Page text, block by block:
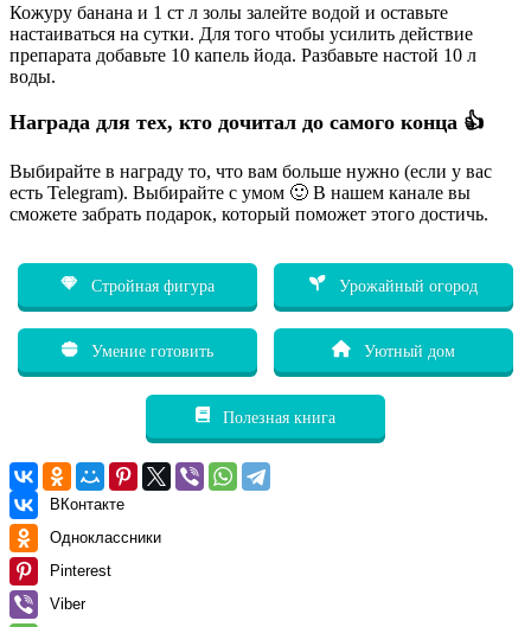
Кожуру банана и 1 ст л золы залейте водой и оставьте
настаиваться на сутки. Для того чтобы усилить действие
препарата добавьте 10 капель йода. Разбавьте настой 10 л
воды.
Награда для тех, кто дочитал до самого конца 👍
Выбирайте в награду то, что вам больше нужно (если у вас
есть Telegram). Выбирайте с умом 🙂 В нашем канале вы
сможете забрать подарок, который поможет этого достичь.
Стройная фигура Урожайный огород
Умение готовить Уютный дом
Полезная книга
ВКонтакте
Одноклассники
Pinterest
Viber